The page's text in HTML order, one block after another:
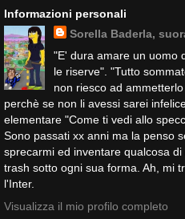
Informazioni personali
Sorella Baderla,
"E' dura amare un uomo
le riserve". "Tutto
non riesco ad
perchè se non li avessi sarei
elementare "Come ti vedi allo
Sono passati xx anni ma la penso
sprecarmi ed inventare qualcosa
trash sotto ogni sua forma. Ah, mi
l'Inter.
Visualizza il mio profilo completo